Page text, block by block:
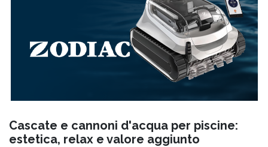
Cascate e cannoni d'acqua per piscine:
estetica, relax e valore aggiunto